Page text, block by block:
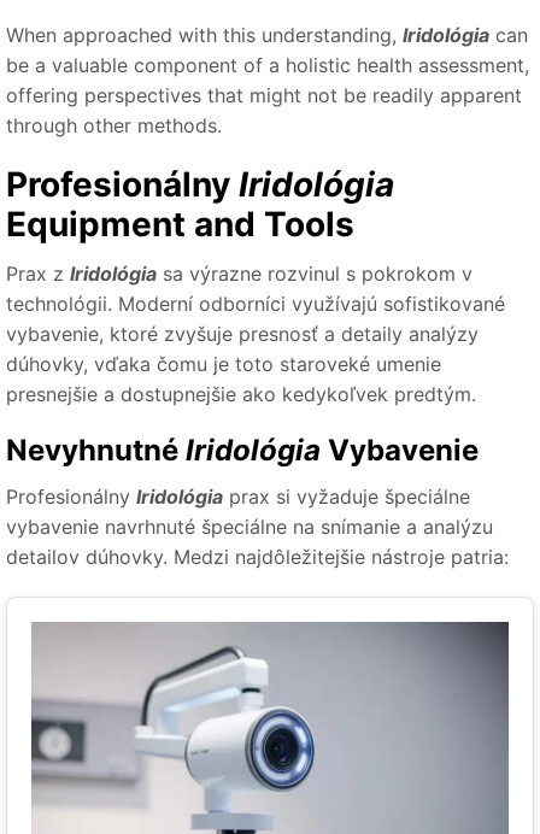
When approached with this understanding, Iridológia can
be a valuable component of a holistic health assessment,
offering perspectives that might not be readily apparent
through other methods.
Profesionálny Iridológia
Equipment and Tools
Prax z Iridológia sa výrazne rozvinul s pokrokom v
technológii. Moderní odborníci využívajú sofistikované
vybavenie, ktoré zvyšuje presnosť a detaily analýzy
dúhovky, vďaka čomu je toto staroveké umenie
presnejšie a dostupnejšie ako kedykoľvek predtým.
Nevyhnutné Iridológia Vybavenie
Profesionálny Iridológia prax si vyžaduje špeciálne
vybavenie navrhnuté špeciálne na snímanie a analýzu
detailov dúhovky. Medzi najdôležitejšie nástroje patria: